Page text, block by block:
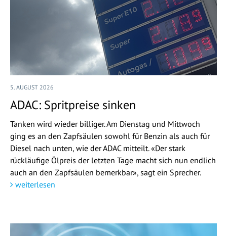
5. AUGUST 2026
ADAC: Spritpreise sinken
Tanken wird wieder billiger. Am Dienstag und Mittwoch
ging es an den Zapfsäulen sowohl für Benzin als auch für
Diesel nach unten, wie der ADAC mitteilt. «Der stark
rückläufige Ölpreis der letzten Tage macht sich nun endlich
auch an den Zapfsäulen bemerkbar», sagt ein Sprecher.
weiterlesen